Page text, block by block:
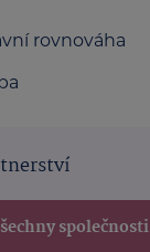
rovnováha
společnosti